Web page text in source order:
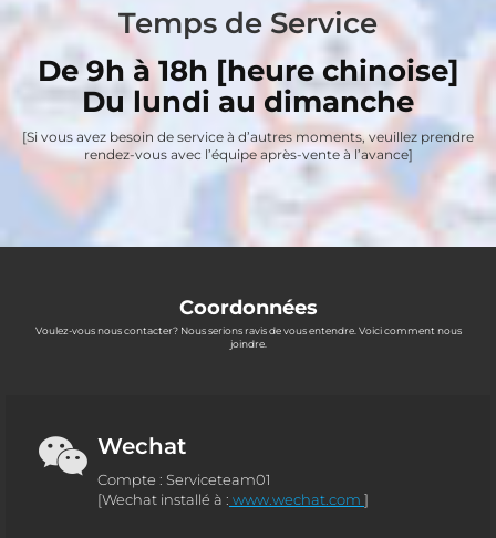
Temps de Service
De 9h à 18h [heure chinoise]
Du lundi au dimanche
[Si vous avez besoin de service à d’autres moments, veuillez prendre
rendez-vous avec l’équipe après-vente à l’avance]
Coordonnées
Voulez-vous nous contacter? Nous serions ravis de vous entendre. Voici comment nous
joindre.
Wechat
Compte : Serviceteam01
[Wechat installé à : www.wechat.com ]